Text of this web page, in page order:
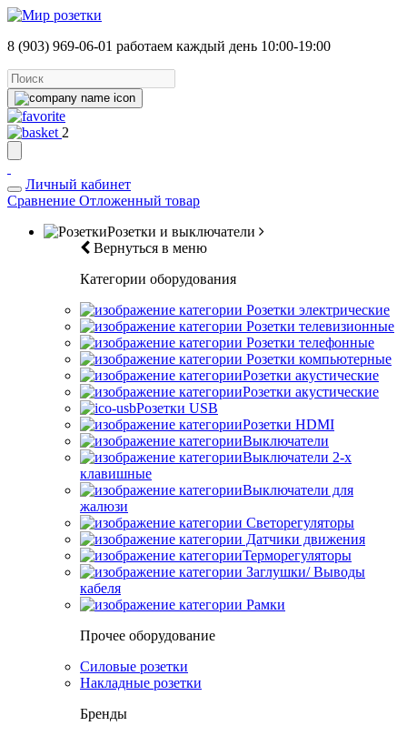
8 (903) 969-06-01 работаем каждый день 10:00-19:00
2
Личный кабинет
Сравнение Отложенный товар
Розетки и выключатели
Вернуться в меню
Категории оборудования
Розетки электрические
Розетки телевизионные
Розетки телефонные
Розетки компьютерные
Розетки акустические
Розетки акустические
Розетки USB
Розетки HDMI
Выключатели
Выключатели 2-х
клавишные
Выключатели для
жалюзи
Светорегуляторы
Датчики движения
Терморегуляторы
Заглушки/ Выводы
кабеля
Рамки
Прочее оборудование
Силовые розетки
Накладные розетки
Бренды